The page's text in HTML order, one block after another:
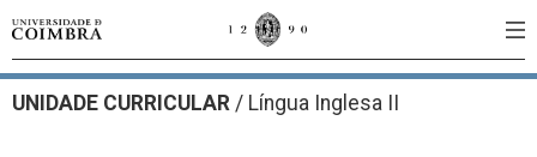
UNIDADE CURRICULAR / Língua Inglesa II